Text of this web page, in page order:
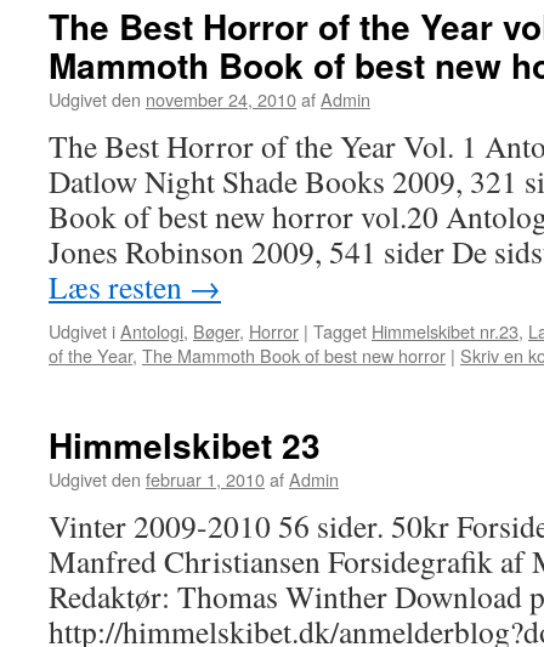
The Best Horror of the Year
Mammoth Book of best new
Udgivet den november 24, 2010afAdmin
The Best Horror of the Year Vol. 1
Datlow Night Shade Books 2009, 321
Book of best new horror vol.20
Jones Robinson 2009, 541 sider De
Læs resten →
Udgivet iAntologi, Bøger, Horror | Tagget Himmelskibet nr.23,
of the Year, The Mammoth Book of best new horror | Skriv en
Himmelskibet 23
Udgivet den februar 1, 2010afAdmin
Vinter 2009-2010 56 sider. 50kr
Manfred Christiansen Forsidegrafik af
Redaktør: Thomas Winther Download
http://himmelskibet.dk/